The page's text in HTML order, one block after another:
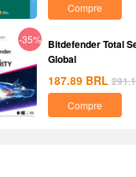
Compre
-35% Bitdefender Total
Global
187.89 BRL
Compre